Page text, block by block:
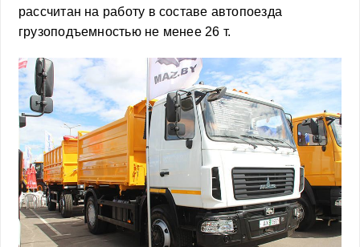
рассчитан на работу в составе автопоезда
грузоподъемностью не менее 26 т.